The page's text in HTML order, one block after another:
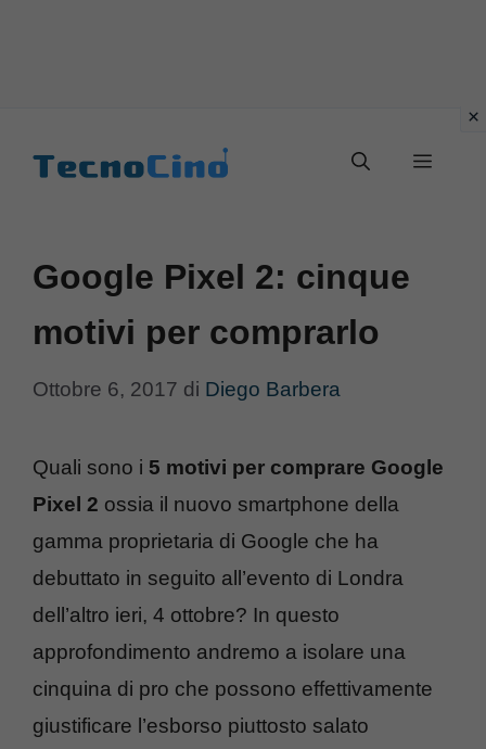
Menu
Google Pixel 2: cinque
motivi per comprarlo
Ottobre 6, 2017 di Diego Barbera
Quali sono i 5 motivi per comprare Google
Pixel 2 ossia il nuovo smartphone della
gamma proprietaria di Google che ha
debuttato in seguito all’evento di Londra
dell’altro ieri, 4 ottobre? In questo
approfondimento andremo a isolare una
cinquina di pro che possono effettivamente
giustificare l’esborso piuttosto salato